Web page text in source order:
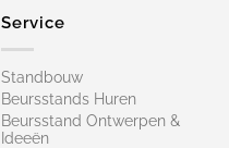
Service
Standbouw
Beursstands Huren
Beursstand Ontwerpen &
Ideeën